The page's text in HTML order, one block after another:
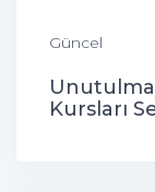
Güncel
Kursları